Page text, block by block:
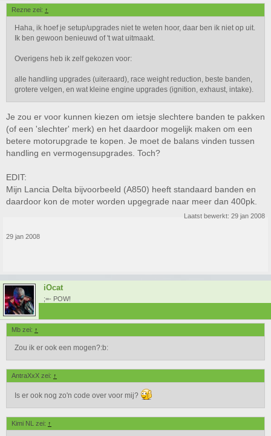
Rezne zei: ↑
Haha, ik hoef je setup/upgrades niet te weten hoor, daar ben ik niet op uit.
Ik ben gewoon benieuwd of 't wat uitmaakt.
Overigens heb ik zelf gekozen voor:
alle handling upgrades (uiteraard), race weight reduction, beste banden,
grotere velgen, en wat kleine engine upgrades (ignition, exhaust, intake).
Je zou er voor kunnen kiezen om ietsje slechtere banden te pakken
(of een 'slechter' merk) en het daardoor mogelijk maken om een
betere motorupgrade te kopen. Je moet de balans vinden tussen
handling en vermogensupgrades. Toch?
EDIT:
Mijn Lancia Delta bijvoorbeeld (A850) heeft standaard banden en
daardoor kon de moter worden upgegrade naar meer dan 400pk.
Laatst bewerkt: 29 jan 2008
29 jan 2008
iOcat
;=- POW!
Mb zei: ↑
Zou ik er ook een mogen?:b:
AntraXxX zei: ↑
Is er ook nog zo'n code over voor mij?
Kimi NL zei: ↑